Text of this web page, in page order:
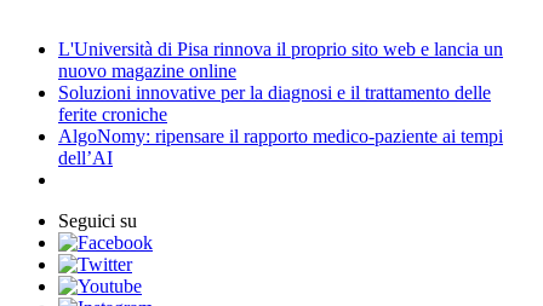
L'Università di Pisa rinnova il proprio sito web e lancia un
nuovo magazine online
Soluzioni innovative per la diagnosi e il trattamento delle
ferite croniche
AlgoNomy: ripensare il rapporto medico-paziente ai tempi
dell’AI
Seguici su